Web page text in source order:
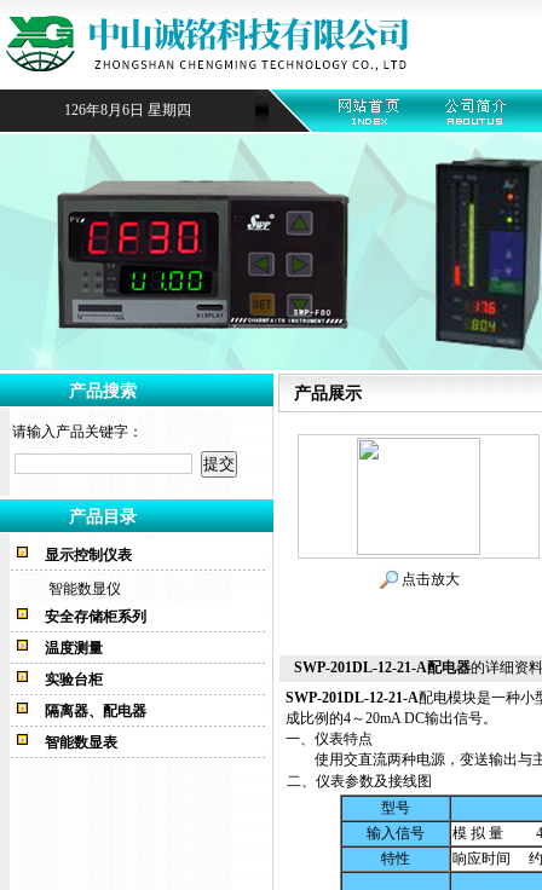
126年8月6日 星期四
产品搜索
请输入产品关键字：
产品目录
显示控制仪表
智能数显仪
安全存储柜系列
温度测量
实验台柜
隔离器、配电器
智能数显表
产品展示
点击放大
SWP-201DL-12-21-A配电器的详细资
SWP-201DL-12-21-A配电模块是一种小
成比例的4～20mA DC输出信号。
一、仪表特点
使用交直流两种电源，变送输出与主
二、仪表参数及接线图
型号
输入信号
模 拟 量 4
特性
响应时间 约